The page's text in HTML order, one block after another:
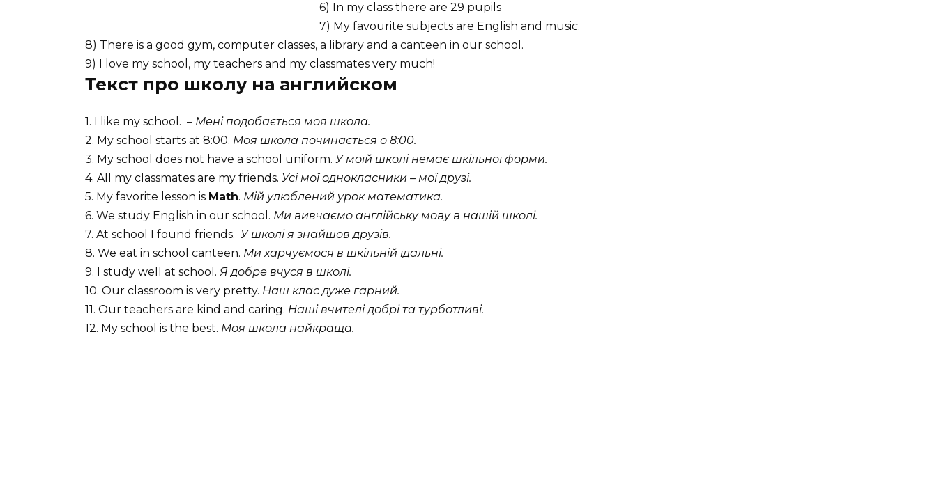
6) In my class there are 29 pupils
7) My favourite subjects are English and music.
8) There is a good gym, computer classes, a library and a canteen in our school.
9) I love my school, my teachers and my classmates very much!
Текст про школу на английском
1. I like my school. – Мені подобається моя школа.
2. My school starts at 8:00. Моя школа починається о 8:00.
3. My school does not have a school uniform. У моїй школі немає шкільної форми.
4. All my classmates are my friends. Усі мої однокласники – мої друзі.
5. My favorite lesson is Math. Мій улюблений урок математика.
6. We study English in our school. Ми вивчаємо англійську мову в нашій школі.
7. At school I found friends. У школі я знайшов друзів.
8. We eat in school canteen. Ми харчуємося в шкільній їдальні.
9. I study well at school. Я добре вчуся в школі.
10. Our classroom is very pretty. Наш клас дуже гарний.
11. Our teachers are kind and caring. Наші вчителі добрі та турботливі.
12. My school is the best. Моя школа найкраща.